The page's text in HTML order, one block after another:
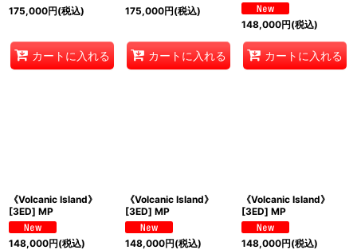
175,000円(税込)
カートに入れる
175,000円(税込)
カートに入れる
148,000円(税込)
カートに入れる
《Volcanic Island》
[3ED] MP
148,000円(税込)
《Volcanic Island》
[3ED] MP
148,000円(税込)
《Volcanic Island》
[3ED] MP
148,000円(税込)